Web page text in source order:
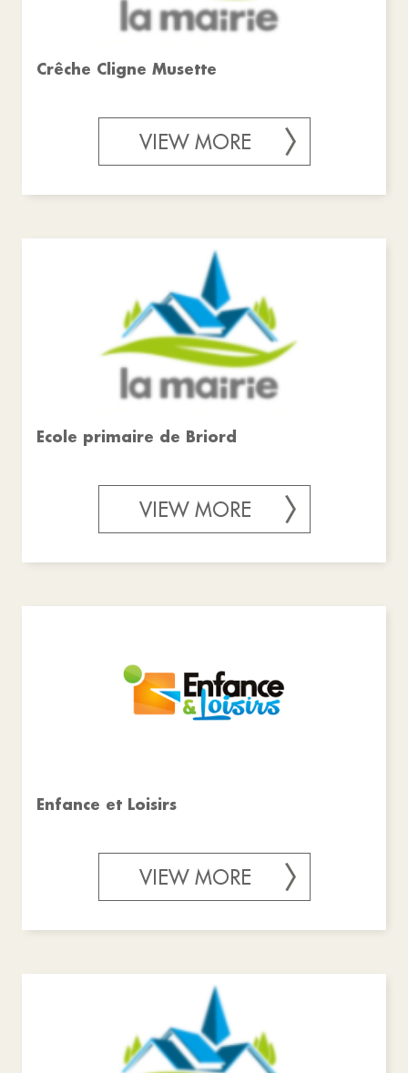
Crêche Cligne Musette
VIEW MORE
Ecole primaire de Briord
VIEW MORE
Enfance et Loisirs
VIEW MORE